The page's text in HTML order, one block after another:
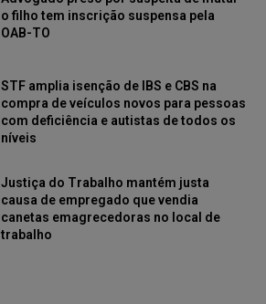
o filho tem inscrição suspensa pela
OAB-TO
STF amplia isenção de IBS e CBS na
compra de veículos novos para pessoas
com deficiência e autistas de todos os
níveis
Justiça do Trabalho mantém justa
causa de empregado que vendia
canetas emagrecedoras no local de
trabalho